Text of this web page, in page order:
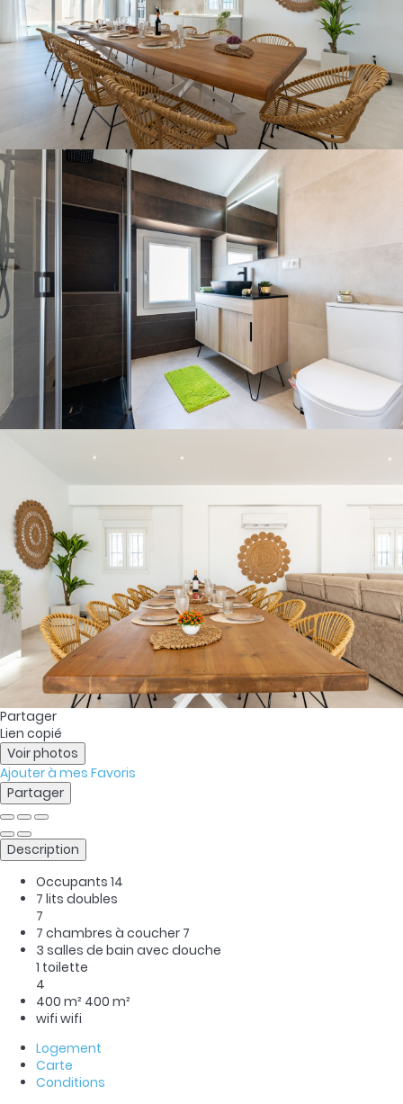
Partager
Lien copié
Voir photos
Ajouter à mes Favoris
Partager
Description
Occupants 14
7 lits doubles
7
7 chambres à coucher 7
3 salles de bain avec douche
1 toilette
4
400 m² 400 m²
wifi wifi
Logement
Carte
Conditions